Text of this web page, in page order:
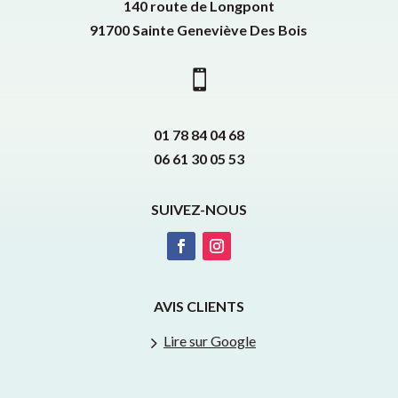
140 route de Longpont
91700 Sainte Geneviève Des Bois

01 78 84 04 68
06 61 30 05 53
SUIVEZ-NOUS
AVIS CLIENTS
5 Lire sur Google